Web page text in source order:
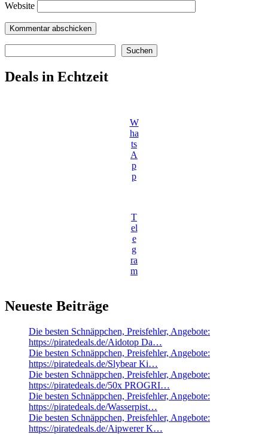
Website
Suchen
Deals in Echtzeit
W
ha
ts
A
p
p
T
el
e
g
ra
m
Neueste Beiträge
Die besten Schnäppchen, Preisfehler, Angebote:
https://piratedeals.de/Aidotop Da…
Die besten Schnäppchen, Preisfehler, Angebote:
https://piratedeals.de/Slybear Ki…
Die besten Schnäppchen, Preisfehler, Angebote:
https://piratedeals.de/50x PROGRI…
Die besten Schnäppchen, Preisfehler, Angebote:
https://piratedeals.de/Wasserpist…
Die besten Schnäppchen, Preisfehler, Angebote:
https://piratedeals.de/Aipwerer K…